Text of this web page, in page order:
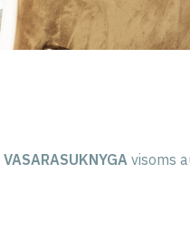
VASARASUKNYGA visoms